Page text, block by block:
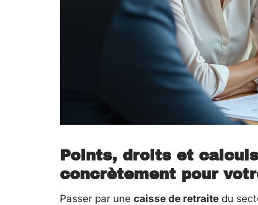
Points, droits et
concrètement pour
Passer par une caisse de retraite du